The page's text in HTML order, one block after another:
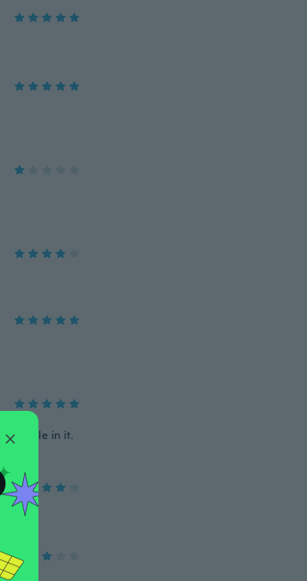
in it.